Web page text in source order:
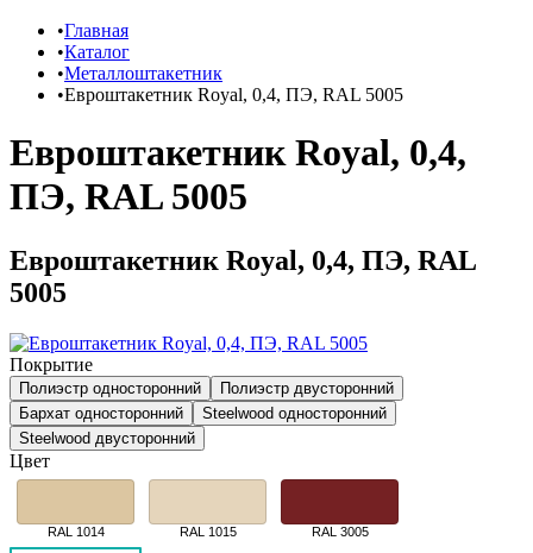
Главная
Каталог
Металлоштакетник
Евроштакетник Royal, 0,4, ПЭ, RAL 5005
Евроштакетник Royal, 0,4,
ПЭ, RAL 5005
Евроштакетник Royal, 0,4, ПЭ, RAL
5005
Покрытие
Полиэстр односторонний
Полиэстр двусторонний
Бархат односторонний
Steelwood односторонний
Steelwood двусторонний
Цвет
RAL 1014 RAL 1015 RAL 3005